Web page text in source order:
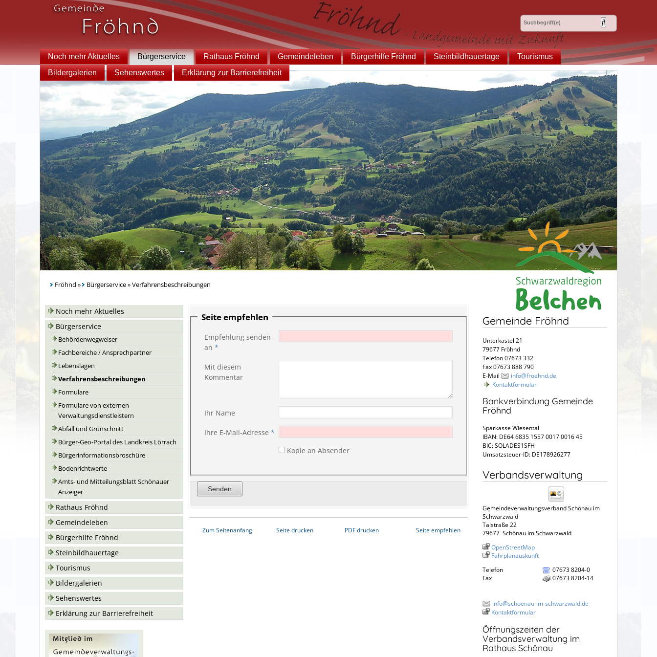
Noch mehr Aktuelles Bürgerservice Rathaus Fröhnd Gemeindeleben Bürgerhilfe Fröhnd Steinbildhauertage
Tourismus
Bildergalerien
Sehenswertes Erklärung zur Barrierefreiheit
Fröhnd » Bürgerservice»Verfahrensbeschreibungen
Noch mehr Aktuelles
Bürgerservice
Behördenwegweiser
Fachbereiche / Ansprechpartner
Lebenslagen
Verfahrensbeschreibungen
Formulare
Formulare von externen
Verwaltungsdienstleistern
Abfall und Grünschnitt
Bürger-Geo-Portal des Landkreis Lörrach
Bürgerinformationsbroschüre
Bodenrichtwerte
Amts- und Mitteilungsblatt Schönauer
Anzeiger
Rathaus Fröhnd
Gemeindeleben
Bürgerhilfe Fröhnd
Steinbildhauertage
Tourismus
Bildergalerien
Sehenswertes
Erklärung zur Barrierefreiheit
Seite empfehlen
Empfehlung senden
an *
Mit diesem
Kommentar
Ihr Name
Ihre E-Mail-Adresse *
Kopie an Absender
Zum Seitenanfang Seite drucken PDF drucken Seite empfehlen
Gemeinde Fröhnd
Unterkastel 21
79677 Fröhnd
Telefon 07673 332
Fax 07673 888 790
E-Mail
info@froehnd.de
Kontaktformular
Bankverbindung Gemeinde
Fröhnd
Sparkasse Wiesental
IBAN: DE64 6835 1557 0017 0016 45
BIC: SOLADES1SFH
Umsatzsteuer-ID: DE178926277
Verbandsverwaltung
Gemeindeverwaltungsverband Schönau im
Schwarzwald
Talstraße 22
79677 Schönau im Schwarzwald
OpenStreetMap
Fahrplanauskunft
Telefon
07673 8204-0
Fax
07673 8204-14
info@schoenau-im-schwarzwald.de
Kontaktformular
Öffnungszeiten der
Verbandsverwaltung im
Rathaus Schönau